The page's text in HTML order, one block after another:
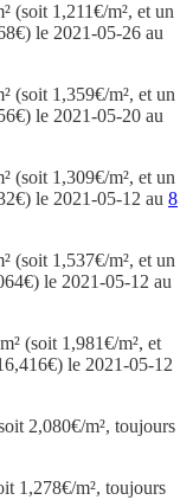
(soit 1,211€/m², et un
le 2021-05-26 au
(soit 1,359€/m², et un
le 2021-05-20 au
(soit 1,309€/m², et un
le 2021-05-12 au 8
(soit 1,537€/m², et un
le 2021-05-12 au
(soit 1,981€/m², et
le 2021-05-12
2,080€/m², toujours
1,278€/m², toujours